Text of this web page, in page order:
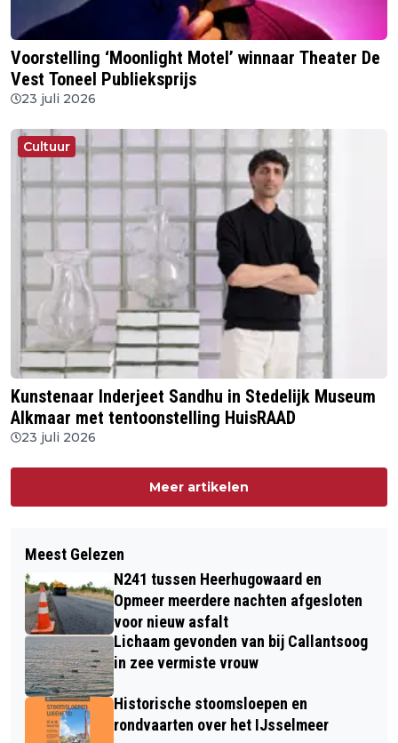
Voorstelling ‘Moonlight Motel’ winnaar Theater De
Vest Toneel Publieksprijs
23 juli 2026
Cultuur
Kunstenaar Inderjeet Sandhu in Stedelijk Museum
Alkmaar met tentoonstelling HuisRAAD
23 juli 2026
Meer artikelen
Meest Gelezen
N241 tussen Heerhugowaard en
Opmeer meerdere nachten afgesloten
voor nieuw asfalt
Lichaam gevonden van bij Callantsoog
in zee vermiste vrouw
Historische stoomsloepen en
rondvaarten over het IJsselmeer